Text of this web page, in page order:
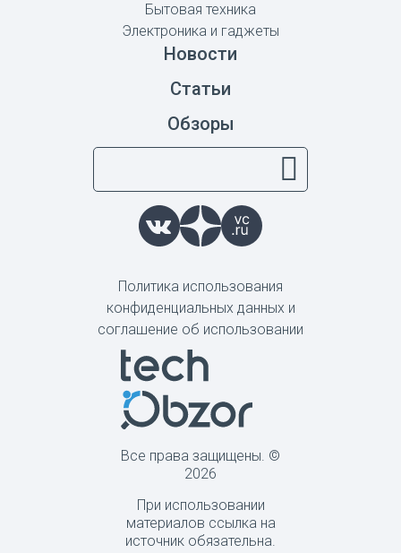
Все права защищены. ©
2026
При использовании
материалов ссылка на
источник обязательна.
Бытовая техника
Электроника и гаджеты
Новости
Статьи
Обзоры
Политика использования
конфиденциальных данных и
соглашение об использовании